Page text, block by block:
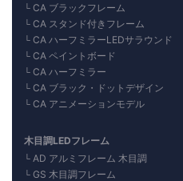
CA ブラックフレーム
CA スタンド付きフレーム
CA ハーフミラーLEDサラウンド
CA ペイントボード
CA ハーフミラー
CA ブラック・ドットデザイン
CA アニメーションモデル
木目調LEDフレーム
AD アルミフレーム 木目調
GS 木目調フレーム